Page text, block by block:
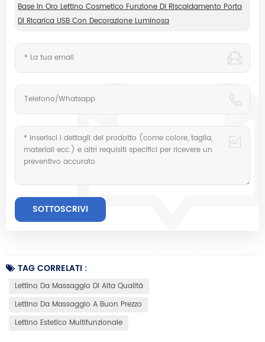
Base In Oro Lettino Cosmetico Funzione Di Riscaldamento Porta
Di Ricarica USB Con Decorazione Luminosa
TAG CORRELATI :
Lettino Da Massaggio Di Alta Qualità
Lettino Da Massaggio A Buon Prezzo
Lettino Estetico Multifunzionale